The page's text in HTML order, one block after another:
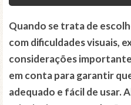
Quando se trata de
comdificuldades visuais,
considerações
em conta para garantir
adequado e fácil de usar.